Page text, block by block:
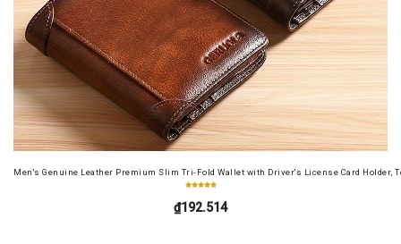
Men's Genuine Leather Premium Slim Tri-Fold Wallet with Driver's License Card Holder,
₫192.514